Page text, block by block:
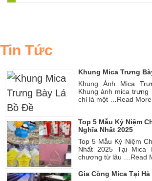
Tin Tức
Khung Mica Trưng
Khung Ảnh Mica
Khung ảnh mica
chỉ là một … Read
Top 5 Mẫu Kỷ Niệm
Nghĩa Nhất 2025
Top 5 Mẫu Kỷ Niệm
Nhất 2025 Tại Mica
chương từ lâu … Read
Gia Công Mica Tại